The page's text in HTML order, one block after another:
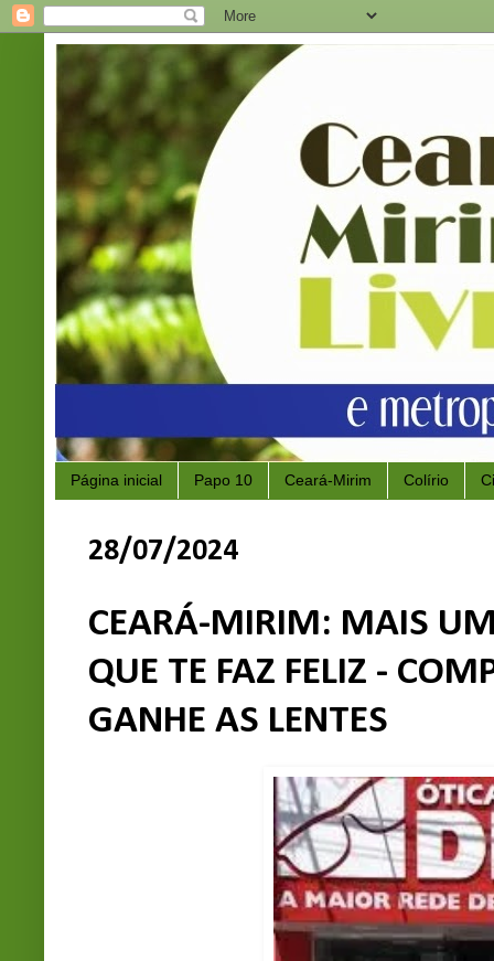
Página inicial Papo 10 Ceará-Mirim Colírio
28/07/2024
CEARÁ-MIRIM: MAIS
QUE TE FAZ FELIZ -
GANHE AS LENTES